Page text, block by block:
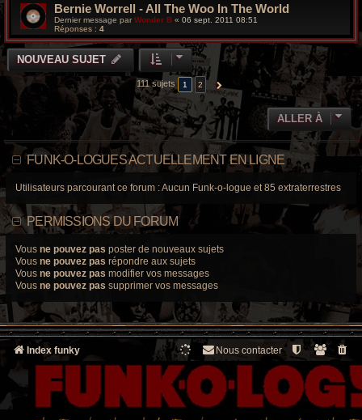
Bernie Worrell - All The Woo In The World
Dernier message parWonder B « 06 sept. 2011 08:51
Réponses : 4
NOUVEAU SUJET
111 sujets 1 2 SUIVANTE
ALLER À
FUNK-O-LOGUES ACTUELLEMENT EN LIGNE
Utilisateurs parcourant ce forum : Aucun Funk-o-logue et 85 extraterrestres
PERMISSIONS DU FORUM
Vous ne pouvez pas poster de nouveaux sujets
Vous ne pouvez pas répondre aux sujets
Vous ne pouvez pas modifier vos messages
Vous ne pouvez pas supprimer vos messages
Index funky Nous contacter